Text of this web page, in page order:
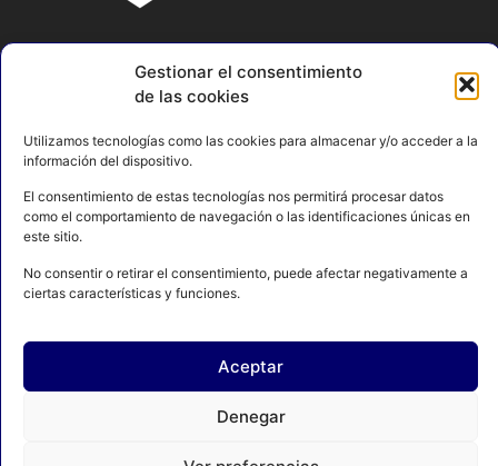
Gestionar el consentimiento
de las cookies
Utilizamos tecnologías como las cookies para almacenar y/o acceder a la
información del dispositivo.
El consentimiento de estas tecnologías nos permitirá procesar datos
como el comportamiento de navegación o las identificaciones únicas en
este sitio.
No consentir o retirar el consentimiento, puede afectar negativamente a
ciertas características y funciones.
Aceptar
Denegar
CONTACTO
© 2024 FEDERACIÓN ESPAÑOLA DE BOXEO. C/ FERRAZ, 16 1º